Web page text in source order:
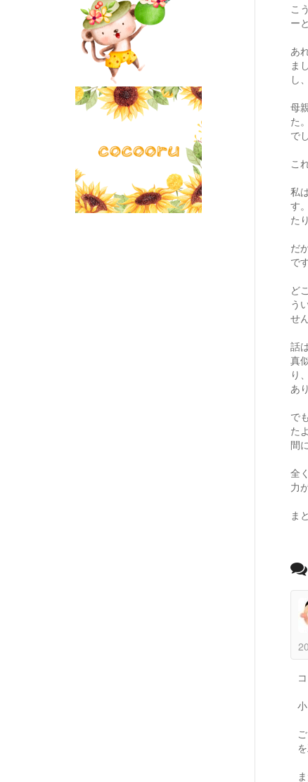
こ
ー
あ
ま
し
母
た
で
こ
私
す
た
だ
で
ど
う
せん
話
真
り
あ
で
た
間
全
力
ま